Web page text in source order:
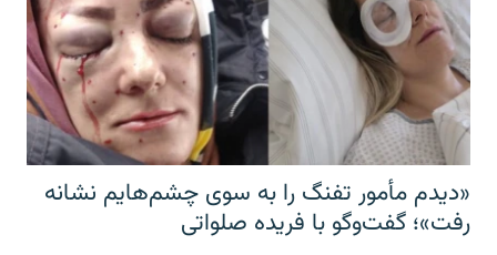
«دیدم مأمور تفنگ را به سوی چشم‌هایم نشانه
رفت»؛ گفت‌و‌گو با فریده صلواتی